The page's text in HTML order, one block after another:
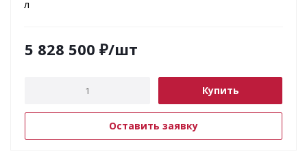
л
5 828 500 ₽/шт
Купить
Оставить заявку